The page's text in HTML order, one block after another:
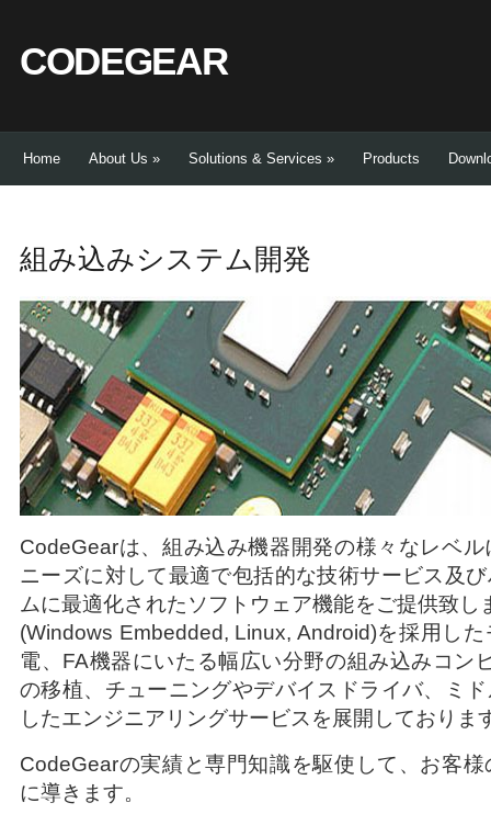
CODEGEAR
Home About Us » Solutions & Services » Products
組み込みシステム開発
CodeGearは、組み込み機器開発の様々なレベ
ニーズに対して最適で包括的な技術サービス及
ムに最適化されたソフトウェア機能をご提供致し
(Windows Embedded, Linux, Android)を採用し
電、FA機器にいたる幅広い分野の組み込みコン
の移植、チューニングやデバイスドライバ、ミ
したエンジニアリングサービスを展開しておりま
CodeGearの実績と専門知識を駆使して、お客
に導きます。